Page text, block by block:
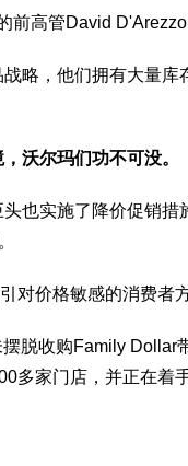
高管David D'Arezzo
，他们拥有大量库
沃尔玛们功不可没。
实施了降价促销措
价格敏感的消费者方
收购Family Dollar
多家门店，并正在着